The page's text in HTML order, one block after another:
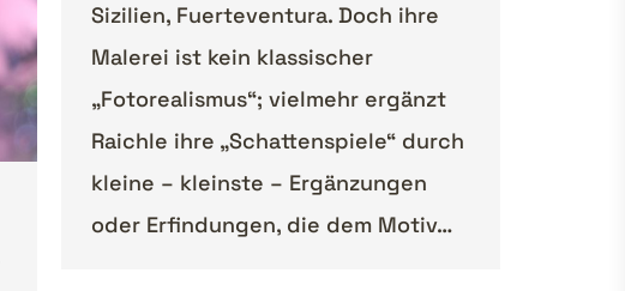
Sizilien, Fuerteventura. Doch ihre
Malerei ist kein klassischer
„Fotorealismus“; vielmehr ergänzt
Raichle ihre „Schattenspiele“ durch
kleine – kleinste – Ergänzungen
oder Erfindungen, die dem Motiv…